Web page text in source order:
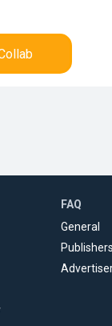
FAQ
General
Publishers